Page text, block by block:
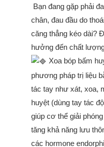
Bạn đang gặp phải
chân, đau đầu do
căng thẳng kéo dài?
hưởng đến chất
Xoa bóp bấm
phương pháp trị liệu
tác tay như xát, xoa,
huyệt (dùng tay tác
giúp cơ thể giải
tăng khả năng lưu
các hormone